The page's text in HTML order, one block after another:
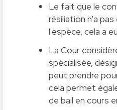
Le fait que le
résiliation n'a
l'espèce, cela a
La Cour
spécialisée,
peut prendre
cela permet
de bail en cours